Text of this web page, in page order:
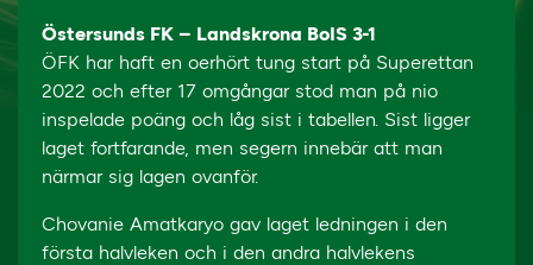
Östersunds FK – Landskrona BoIS 3-1
ÖFK har haft en oerhört tung start på Superettan
2022 och efter 17 omgångar stod man på nio
inspelade poäng och låg sist i tabellen. Sist ligger
laget fortfarande, men segern innebär att man
närmar sig lagen ovanför.
Chovanie Amatkaryo gav laget ledningen i den
första halvleken och i den andra halvlekens